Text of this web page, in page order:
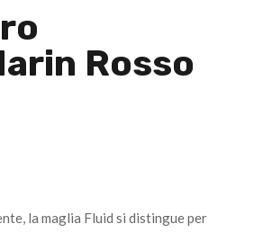
Rosso
la maglia Fluid si distingue per